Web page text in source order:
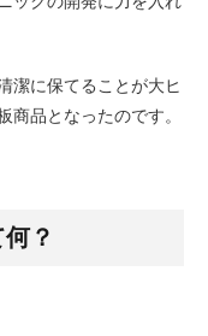
潔に保てることが大ヒ
商品となったのです。
？